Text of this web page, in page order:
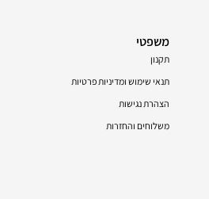
משפטי
תקנון
תנאי שימוש ומדיניות פרטיות
הצהרת נגישות
משלוחים והחזרות